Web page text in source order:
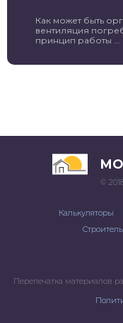
Как может быть
вентиляция
принцип работы ...
©
Калькуляторы
Перепечатка материалов